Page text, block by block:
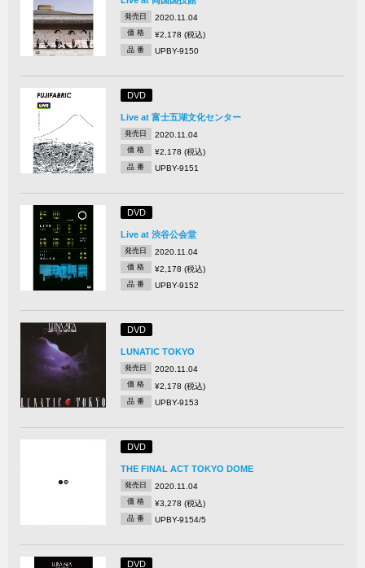
発売日 2020.11.04
価 格 ¥2,178 (税込)
品 番 UPBY-9150
DVD
Live at 富士五湖文化センター
発売日 2020.11.04
価 格 ¥2,178 (税込)
品 番 UPBY-9151
DVD
Live at 渋谷公会堂
発売日 2020.11.04
価 格 ¥2,178 (税込)
品 番 UPBY-9152
DVD
LUNATIC TOKYO
発売日 2020.11.04
価 格 ¥2,178 (税込)
品 番 UPBY-9153
DVD
THE FINAL ACT TOKYO DOME
発売日 2020.11.04
価 格 ¥3,278 (税込)
品 番 UPBY-9154/5
DVD